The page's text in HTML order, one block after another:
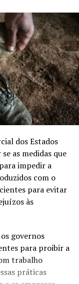
dos Estados
as medidas que
impedir a
com o
para evitar
às
governos
para proibir a
trabalho
práticas